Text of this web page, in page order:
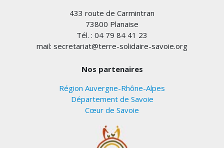
433 route de Carmintran
73800 Planaise
Tél. : 04 79 84 41 23
mail: secretariat@terre-solidaire-savoie.org
Nos partenaires
Région Auvergne-Rhône-Alpes
Département de Savoie
Cœur de Savoie